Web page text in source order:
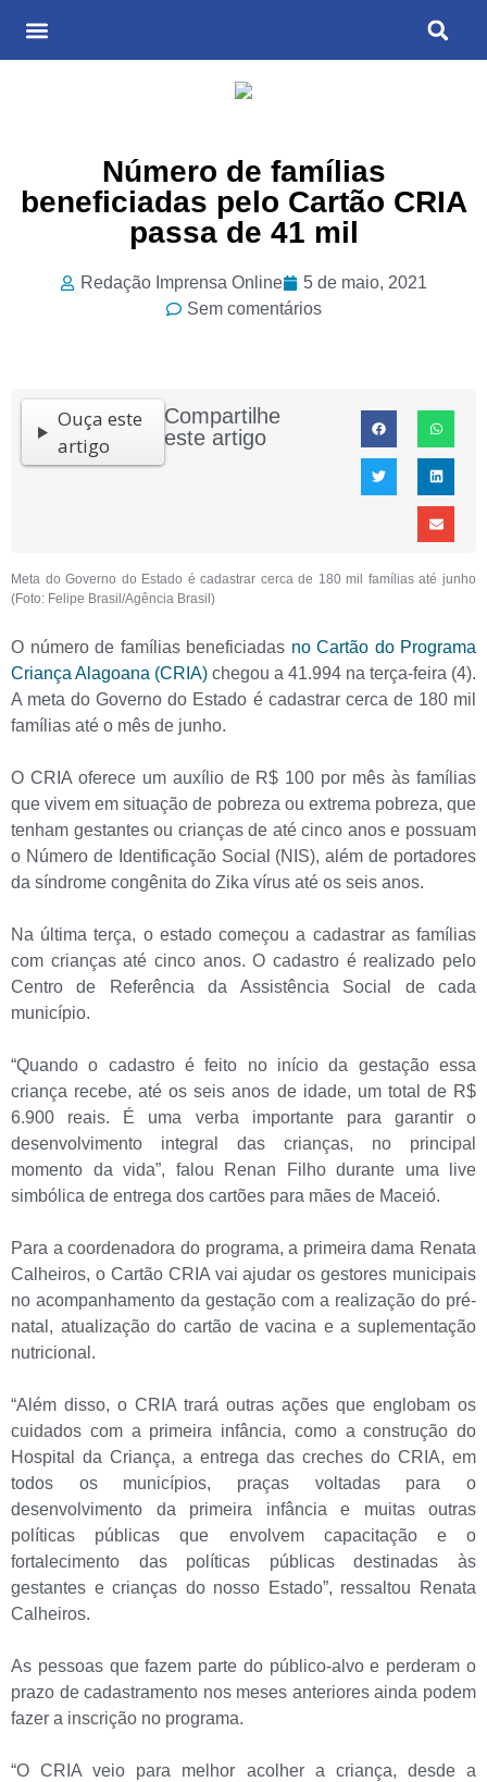
Número de famílias
beneficiadas pelo Cartão CRIA
passa de 41 mil
Redação Imprensa Online
5 de maio, 2021
Sem comentários
Ouça este
artigo
Compartilhe
este artigo
Meta do Governo do Estado é cadastrar cerca de 180 mil famílias até junho
(Foto: Felipe Brasil/Agência Brasil)
O número de famílias beneficiadas no Cartão do Programa
Criança Alagoana (CRIA) chegou a 41.994 na terça-feira (4).
A meta do Governo do Estado é cadastrar cerca de 180 mil
famílias até o mês de junho.
O CRIA oferece um auxílio de R$ 100 por mês às famílias
que vivem em situação de pobreza ou extrema pobreza, que
tenham gestantes ou crianças de até cinco anos e possuam
o Número de Identificação Social (NIS), além de portadores
da síndrome congênita do Zika vírus até os seis anos.
Na última terça, o estado começou a cadastrar as famílias
com crianças até cinco anos. O cadastro é realizado pelo
Centro de Referência da Assistência Social de cada
município.
“Quando o cadastro é feito no início da gestação essa
criança recebe, até os seis anos de idade, um total de R$
6.900 reais. É uma verba importante para garantir o
desenvolvimento integral das crianças, no principal
momento da vida”, falou Renan Filho durante uma live
simbólica de entrega dos cartões para mães de Maceió.
Para a coordenadora do programa, a primeira dama Renata
Calheiros, o Cartão CRIA vai ajudar os gestores municipais
no acompanhamento da gestação com a realização do pré-
natal, atualização do cartão de vacina e a suplementação
nutricional.
“Além disso, o CRIA trará outras ações que englobam os
cuidados com a primeira infância, como a construção do
Hospital da Criança, a entrega das creches do CRIA, em
todos os municípios, praças voltadas para o
desenvolvimento da primeira infância e muitas outras
políticas públicas que envolvem capacitação e o
fortalecimento das políticas públicas destinadas às
gestantes e crianças do nosso Estado”, ressaltou Renata
Calheiros.
As pessoas que fazem parte do público-alvo e perderam o
prazo de cadastramento nos meses anteriores ainda podem
fazer a inscrição no programa.
“O CRIA veio para melhor acolher a criança, desde a